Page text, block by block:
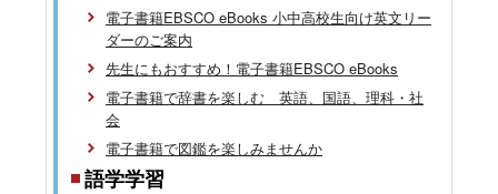
電子書籍EBSCO eBooks 小中高校生向け英文リー
ダーのご案内
先生にもおすすめ！電子書籍EBSCO eBooks
電子書籍で辞書を楽しむ 英語、国語、理科・社
会
電子書籍で図鑑を楽しみませんか
語学学習